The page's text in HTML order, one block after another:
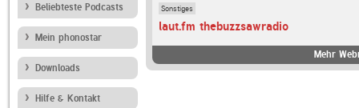
Beliebteste Podcasts
Mein phonostar
Downloads
Hilfe & Kontakt
Sonstiges
laut.fm thebuzzsawradio
Mehr